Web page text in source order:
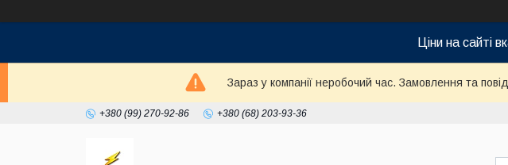
Ціни на сайті
Зараз у компанії неробочий час. Замовлення та
+380 (99) 270-92-86 +380 (68) 203-93-36